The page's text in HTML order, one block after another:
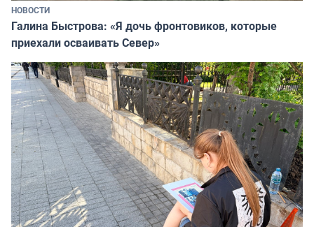
НОВОСТИ
Галина Быстрова: «Я дочь фронтовиков, которые
приехали осваивать Север»